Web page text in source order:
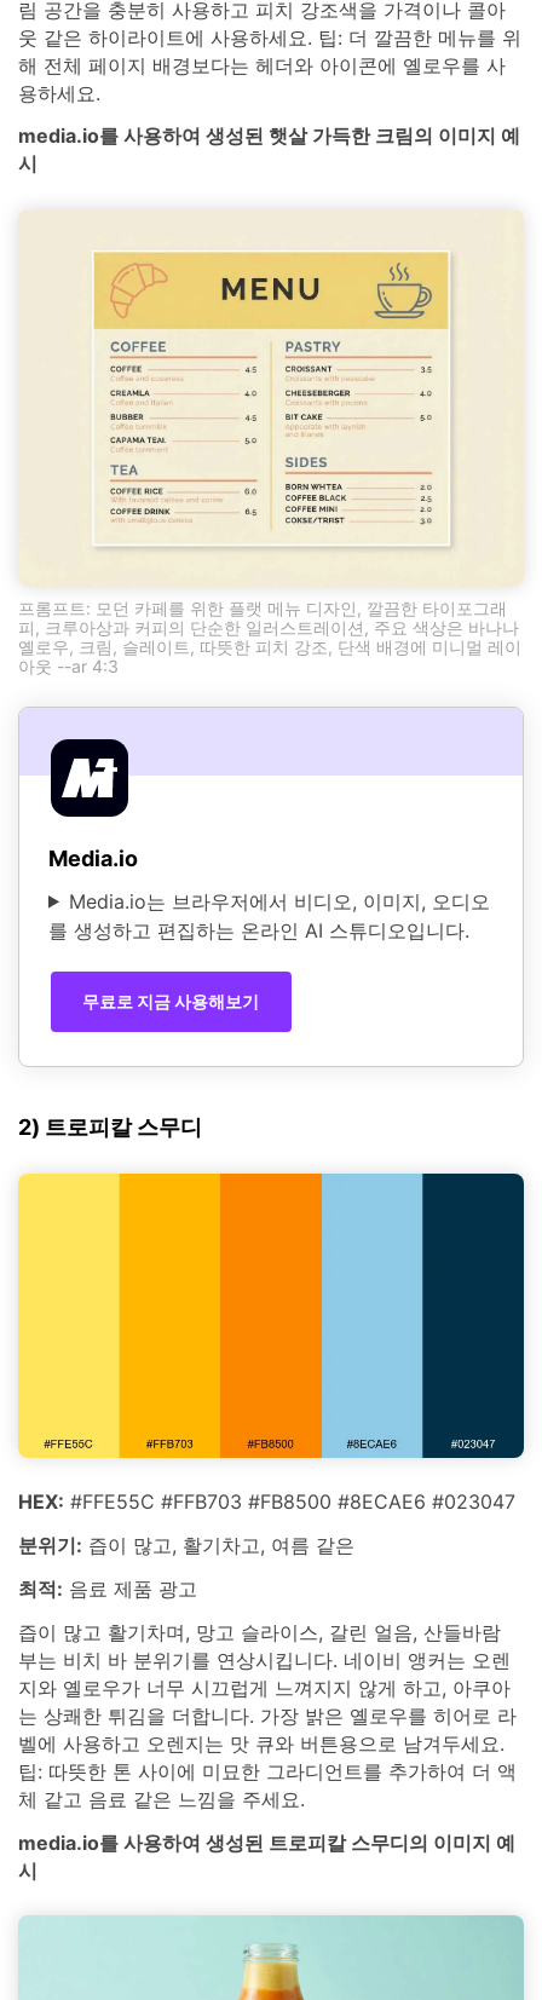
림 공간을 충분히 사용하고 피치 강조색을 가격이나 콜아
웃 같은 하이라이트에 사용하세요. 팁: 더 깔끔한 메뉴를 위
해 전체 페이지 배경보다는 헤더와 아이콘에 옐로우를 사
용하세요.
media.io를 사용하여 생성된 햇살 가득한 크림의 이미지 예
시
프롬프트: 모던 카페를 위한 플랫 메뉴 디자인, 깔끔한 타이포그래
피, 크루아상과 커피의 단순한 일러스트레이션, 주요 색상은 바나나
옐로우, 크림, 슬레이트, 따뜻한 피치 강조, 단색 배경에 미니멀 레이
아웃 --ar 4:3
Media.io
Media.io는 브라우저에서 비디오, 이미지, 오디오
를 생성하고 편집하는 온라인 AI 스튜디오입니다.
무료로 지금 사용해보기
2) 트로피칼 스무디
HEX: #FFE55C #FFB703 #FB8500 #8ECAE6 #023047
분위기: 즙이 많고, 활기차고, 여름 같은
최적: 음료 제품 광고
즙이 많고 활기차며, 망고 슬라이스, 갈린 얼음, 산들바람
부는 비치 바 분위기를 연상시킵니다. 네이비 앵커는 오렌
지와 옐로우가 너무 시끄럽게 느껴지지 않게 하고, 아쿠아
는 상쾌한 튀김을 더합니다. 가장 밝은 옐로우를 히어로 라
벨에 사용하고 오렌지는 맛 큐와 버튼용으로 남겨두세요.
팁: 따뜻한 톤 사이에 미묘한 그라디언트를 추가하여 더 액
체 같고 음료 같은 느낌을 주세요.
media.io를 사용하여 생성된 트로피칼 스무디의 이미지 예
시